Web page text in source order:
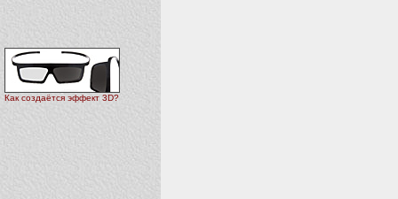
Как создаётся эффект 3D?